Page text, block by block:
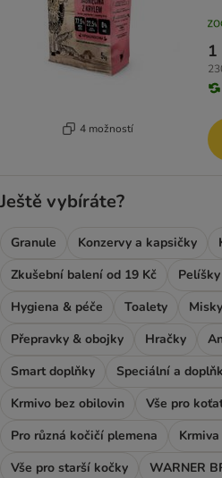
4 možností
Ještě vybíráte?
Granule Konzervy a kapsičky
Zkušební balení od 19 Kč
Hygiena & péče
Toalety
Přepravky & obojky
Hračky
Smart doplňky
Speciální a
Krmivo bez obilovin
Vše pro
Pro různá kočičí plemena
Vše pro starší kočky
WARNER